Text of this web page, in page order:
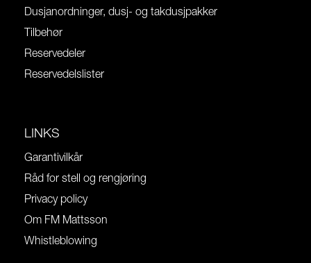
Dusjanordninger, dusj- og takdusjpakker
Tilbehør
Reservedeler
Reservedelslister
LINKS
Garantivilkår
Råd for stell og rengjøring
Privacy policy
Om FM Mattsson
Whistleblowing